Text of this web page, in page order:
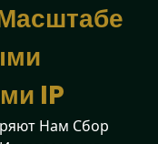
IP
Нам Сбор